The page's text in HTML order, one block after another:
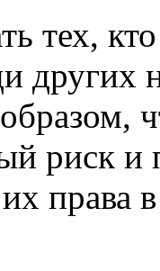
тех,
других
риск и
права